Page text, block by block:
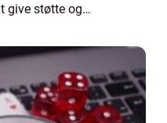
give støtte og